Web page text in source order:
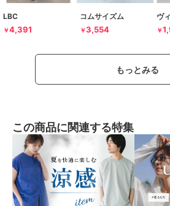
LBC
￥4,391
コムサイズム
￥3,554
ヴ
￥
もっとみる
この商品に関連する特集